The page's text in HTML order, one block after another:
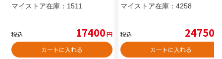
マイストア在庫： 1511
税込 17400円
カートに入れる
マイストア在庫： 4258
税込 24750
カートに入れる